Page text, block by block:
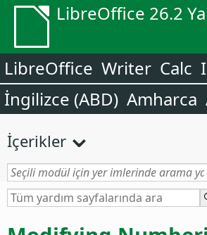
LibreOffice 26.2
LibreOffice Writer Calc
İngilizce (ABD) Amharca
İçerikler